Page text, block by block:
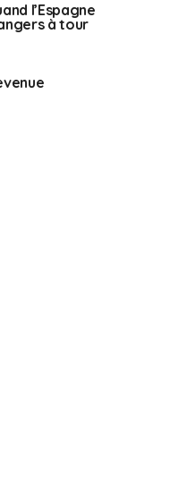
l’Espagne
à tour